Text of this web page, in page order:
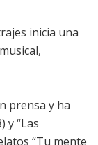
inicia una
prensa y ha
y “Las
“Tu mente